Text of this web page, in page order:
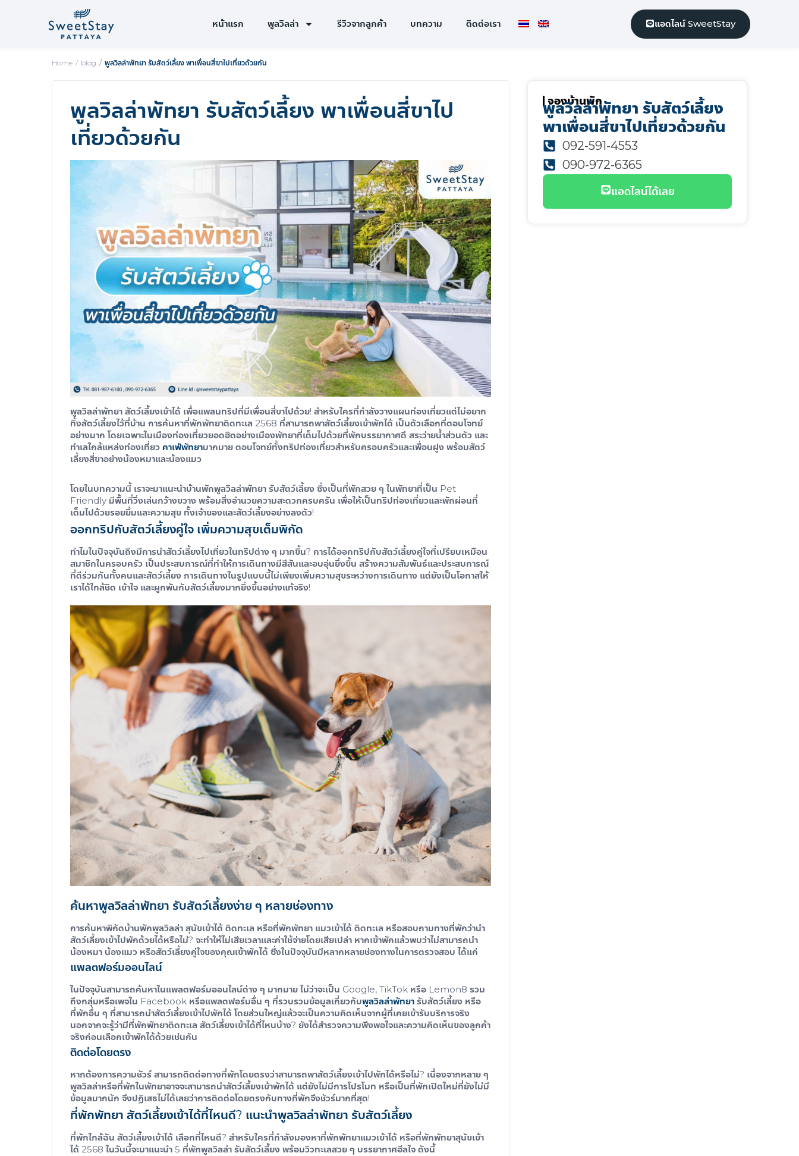
หน้าแรก พูลวิลล่า รีวิวจากลูกค้า บทความ ติดต่อเรา แอดไลน์ SweetStay
Home blog พูลวิลล่าพัทยา รับสัตว์เลี้ยง พาเพื่อนสี่ขาไปเที่ยวด้วยกัน
พูลวิลล่าพัทยา รับสัตว์เลี้ยง พาเพื่อนสี่ขาไป
เที่ยวด้วยกัน
พูลวิลล่าพัทยา สัตว์เลี้ยงเข้าได้ เพื่อแพลนทริปที่มีเพื่อนสี่ขาไปด้วย! สำหรับใครที่กำลังวางแผนท่องเที่ยวแต่ไม่อยาก
ทิ้งสัตว์เลี้ยงไว้ที่บ้าน การค้นหาที่พักพัทยาติดทะเล 2568 ที่สามารถพาสัตว์เลี้ยงเข้าพักได้ เป็นตัวเลือกที่ตอบโจทย์
อย่างมาก โดยเฉพาะในเมืองท่องเที่ยวยอดฮิตอย่างเมืองพัทยาที่เต็มไปด้วยที่พักบรรยากาศดี สระว่ายน้ำส่วนตัว และ
ทำเลใกล้แหล่งท่องเที่ยว คาเฟ่พัทยามากมาย ตอบโจทย์ทั้งทริปท่องเที่ยวสำหรับครอบครัวและเพื่อนฝูง พร้อมสัตว์
เลี้ยงสี่ขาอย่างน้องหมาและน้องแมว
โดยในบทความนี้ เราจะมาแนะนำบ้านพักพูลวิลล่าพัทยา รับสัตว์เลี้ยง ซึ่งเป็นที่พักสวย ๆ ในพัทยาที่เป็น Pet
Friendly มีพื้นที่วิ่งเล่นกว้างขวาง พร้อมสิ่งอำนวยความสะดวกครบครัน เพื่อให้เป็นทริปท่องเที่ยวและพักผ่อนที่
เต็มไปด้วยรอยยิ้มและความสุข ทั้งเจ้าของและสัตว์เลี้ยงอย่างลงตัว!
ออกทริปกับสัตว์เลี้ยงคู่ใจ เพิ่มความสุขเต็มพิกัด
ทำไมในปัจจุบันถึงมีการนำสัตว์เลี้ยงไปเที่ยวในทริปต่าง ๆ มากขึ้น? การได้ออกทริปกับสัตว์เลี้ยงคู่ใจที่เปรียบเหมือน
สมาชิกในครอบครัว เป็นประสบการณ์ที่ทำให้การเดินทางมีสีสันและอบอุ่นยิ่งขึ้น สร้างความสัมพันธ์และประสบการณ์
ที่ดีร่วมกันทั้งคนและสัตว์เลี้ยง การเดินทางในรูปแบบนี้ไม่เพียงเพิ่มความสุขระหว่างการเดินทาง แต่ยังเป็นโอกาสให้
เราได้ใกล้ชิด เข้าใจ และผูกพันกับสัตว์เลี้ยงมากยิ่งขึ้นอย่างแท้จริง!
ค้นหาพูลวิลล่าพัทยา รับสัตว์เลี้ยงง่าย ๆ หลายช่องทาง
การค้นหาพิกัดบ้านพักพูลวิลล่า สุนัขเข้าได้ ติดทะเล หรือที่พักพัทยา แมวเข้าได้ ติดทะเล หรือสอบถามทางที่พักว่านำ
สัตว์เลี้ยงเข้าไปพักด้วยได้หรือไม่? จะทำให้ไม่เสียเวลาและค่าใช้จ่ายโดยเสียเปล่า หากเข้าพักแล้วพบว่าไม่สามารถนำ
น้องหมา น้องแมว หรือสัตว์เลี้ยงคู่ใจของคุณเข้าพักได้ ซึ่งในปัจจุบันมีหลากหลายช่องทางในการตรวจสอบ ได้แก่
แพลตฟอร์มออนไลน์
ในปัจจุบันสามารถค้นหาในแพลตฟอร์มออนไลน์ต่าง ๆ มากมาย ไม่ว่าจะเป็น Google, TikTok หรือ Lemon8 รวม
ถึงกลุ่มหรือเพจใน Facebook หรือแพลตฟอร์มอื่น ๆ ที่รวบรวมข้อมูลเกี่ยวกับพูลวิลล่าพัทยา รับสัตว์เลี้ยง หรือ
ที่พักอื่น ๆ ที่สามารถนำสัตว์เลี้ยงเข้าไปพักได้ โดยส่วนใหญ่แล้วจะเป็นความคิดเห็นจากผู้ที่เคยเข้ารับบริการจริง
นอกจากจะรู้ว่ามีที่พักพัทยาติดทะเล สัตว์เลี้ยงเข้าได้ที่ไหนบ้าง? ยังได้สำรวจความพึงพอใจและความคิดเห็นของลูกค้า
จริงก่อนเลือกเข้าพักได้ด้วยเช่นกัน
ติดต่อโดยตรง
หากต้องการความชัวร์ สามารถติดต่อทางที่พักโดยตรงว่าสามารถพาสัตว์เลี้ยงเข้าไปพักได้หรือไม่? เนื่องจากหลาย ๆ
พูลวิลล่าหรือที่พักในพัทยาอาจจะสามารถนำสัตว์เลี้ยงเข้าพักได้ แต่ยังไม่มีการโปรโมท หรือเป็นที่พักเปิดใหม่ที่ยังไม่มี
ข้อมูลมากนัก จึงปฏิเสธไม่ได้เลยว่าการติดต่อโดยตรงกับทางที่พักจึงชัวร์มากที่สุด!
ที่พักพัทยา สัตว์เลี้ยงเข้าได้ที่ไหนดี? แนะนำพูลวิลล่าพัทยา รับสัตว์เลี้ยง
ที่พักใกล้ฉัน สัตว์เลี้ยงเข้าได้ เลือกที่ไหนดี? สำหรับใครที่กำลังมองหาที่พักพัทยาแมวเข้าได้ หรือที่พักพัทยาสุนัขเข้า
ได้ 2568 ในวันนี้จะมาแนะนำ 5 ที่พักพูลวิลล่า รับสัตว์เลี้ยง พร้อมวิวทะเลสวย ๆ บรรยากาศฮีลใจ ดังนี้
จองบ้านพัก
พูลวิลล่าพัทยา รับสัตว์เลี้ยง
พาเพื่อนสี่ขาไปเที่ยวด้วยกัน
092-591-4553
090-972-6365
แอดไลน์ได้เลย